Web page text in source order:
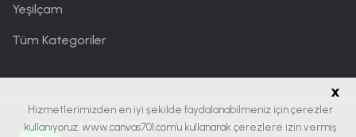
Yeşilçam
Tüm Kategoriler
Copyright © 2019 - 2026Canvas701| Tüm Hakları Saklıdır.
x
Hizmetlerimizden en iyi şekilde faydalanabilmeniz için çerezler
kullanıyoruz. www.canvas701.com’u kullanarak çerezlere izin vermiş